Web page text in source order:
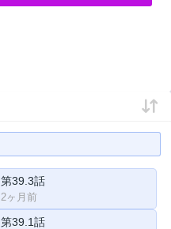
第39.3話
2ヶ月前
第39.1話